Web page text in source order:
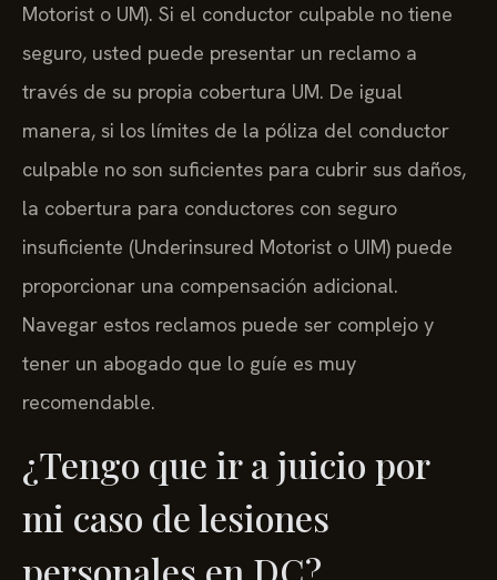
Motorist o UM). Si el conductor culpable no tiene
seguro, usted puede presentar un reclamo a
través de su propia cobertura UM. De igual
manera, si los límites de la póliza del conductor
culpable no son suficientes para cubrir sus daños,
la cobertura para conductores con seguro
insuficiente (Underinsured Motorist o UIM) puede
proporcionar una compensación adicional.
Navegar estos reclamos puede ser complejo y
tener un abogado que lo guíe es muy
recomendable.
¿Tengo que ir a juicio por
mi caso de lesiones
personales en DC?